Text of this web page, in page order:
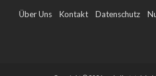
Über Uns Kontakt Datenschutz